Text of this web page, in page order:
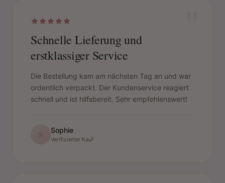
Schnelle Lieferung und
erstklassiger Service
Die Bestellung kam am nächsten Tag an und war
ordentlich verpackt. Der Kundenservice reagiert
schnell und ist hilfsbereit. Sehr empfehlenswert!
S Sophie
Verifizierter Kauf